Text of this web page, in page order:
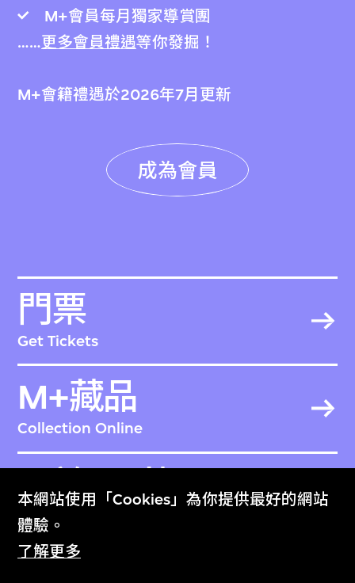
本網站使用「Cookies」為你提供最好的網站
體驗。
了解更多
M+會員每月獨家導賞團
……更多會員禮遇等你發掘！
M+會籍禮遇於2026年7月更新
成為會員
門票
Get Tickets
M+藏品
Collection Online
關於M+藏品
About the Collection
M+雜誌